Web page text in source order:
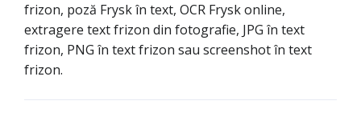
frizon, poză Frysk în text, OCR Frysk online,
extragere text frizon din fotografie, JPG în text
frizon, PNG în text frizon sau screenshot în text
frizon.